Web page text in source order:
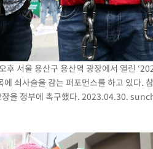
후 서울 용산구 용산역 광장에서 열린
에 쇠사슬을 감는 퍼포먼스를 하고 있다.
을 정부에 촉구했다. 2023.04.30.